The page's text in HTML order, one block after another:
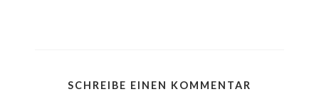
SCHREIBE EINEN KOMMENTAR